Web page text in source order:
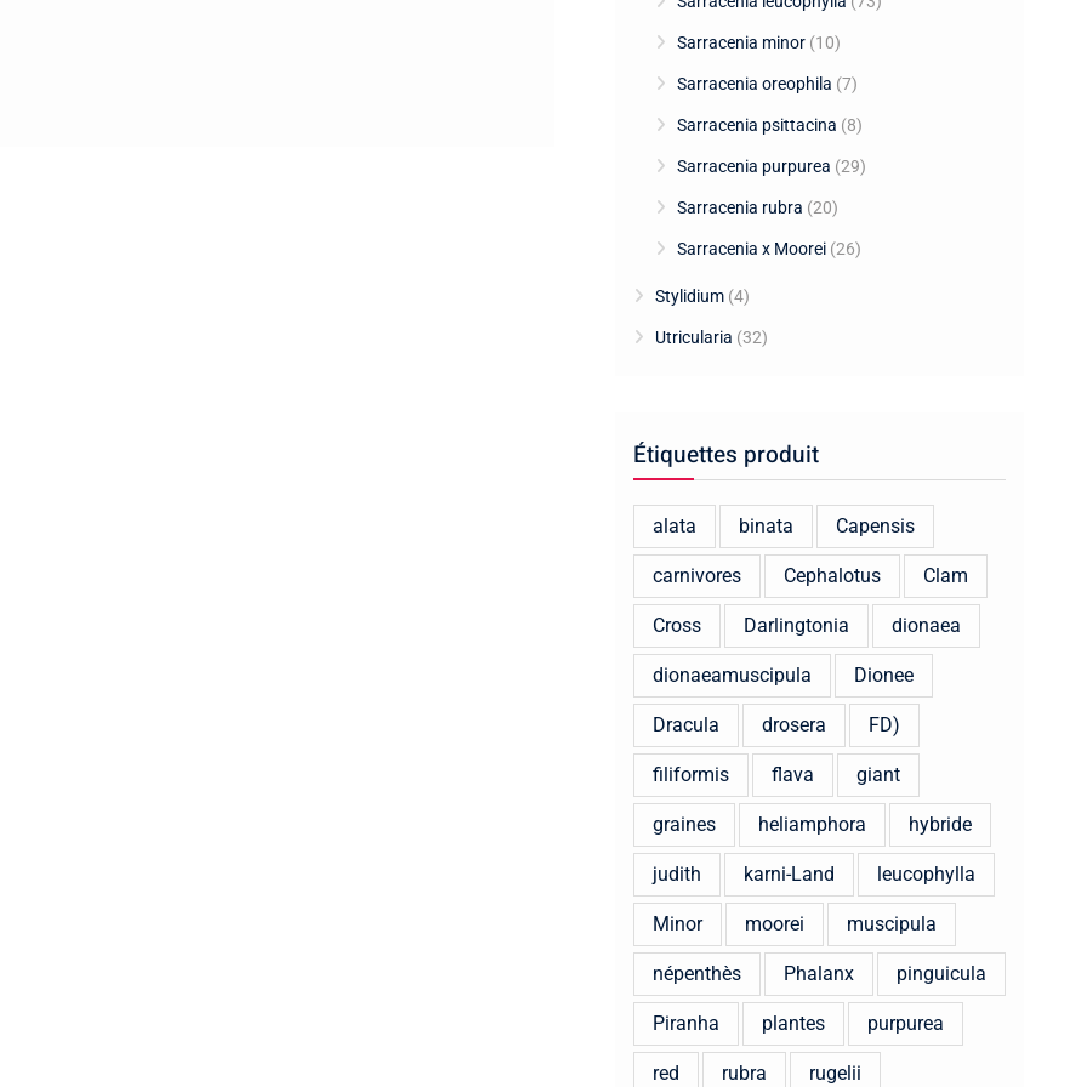
Sarracenia minor (10)
Sarracenia oreophila (7)
Sarracenia psittacina (8)
Sarracenia purpurea (29)
Sarracenia rubra (20)
Sarracenia x Moorei (26)
Stylidium (4)
Utricularia (32)
Étiquettes produit
alata binata Capensis
carnivores Cephalotus Clam
Cross Darlingtonia dionaea
dionaeamuscipula Dionee
Dracula drosera FD)
filiformis flava giant
graines heliamphora hybride
judith karni-Land leucophylla
Minor moorei muscipula
népenthès Phalanx pinguicula
Piranha plantes purpurea
red rubra rugelii